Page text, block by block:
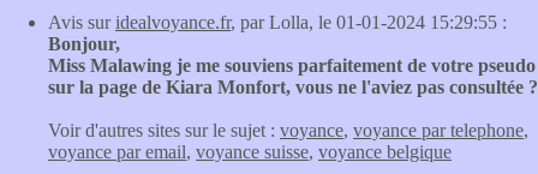
Avis suridealvoyance.fr, par Lolla, le 01-01-2024 15:29:55 :
Bonjour,
Miss Malawing je me souviens parfaitement de votre pseudo
sur la page de Kiara Monfort, vous ne l'aviez pas consultée ?
Voir d'autres sites sur le sujet : voyance, voyance par telephone,
voyance par email, voyance suisse, voyance belgique